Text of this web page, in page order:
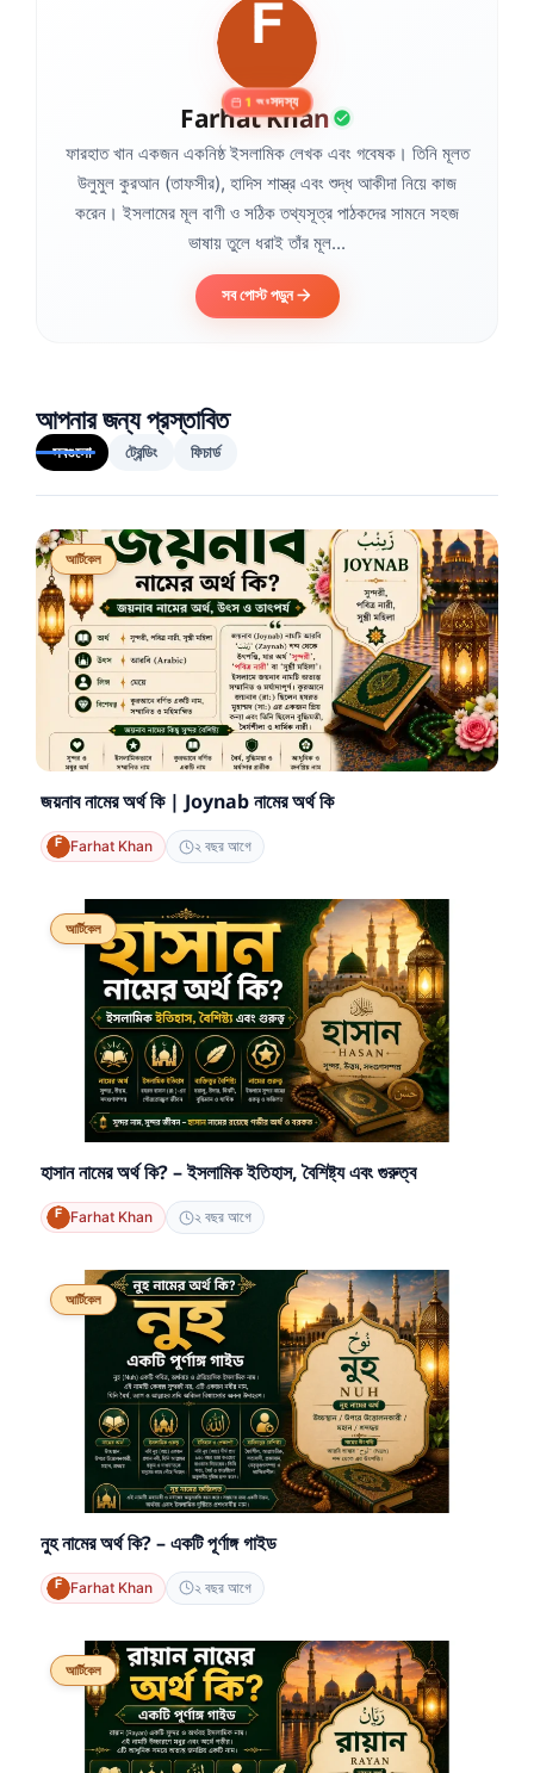
1 বছরসদস্য
Farhat Khan
ফারহাত খান একজন একনিষ্ঠ ইসলামিক লেখক এবং গবেষক। তিনি মূলত
উলুমুল কুরআন (তাফসীর), হাদিস শাস্ত্র এবং শুদ্ধ আকীদা নিয়ে কাজ
করেন। ইসলামের মূল বাণী ও সঠিক তথ্যসূত্র পাঠকদের সামনে সহজ
ভাষায় তুলে ধরাই তাঁর মূল...
সব পোস্ট পড়ুন
আপনার জন্য প্রস্তাবিত
সবগুলো ট্রেন্ডিং ফিচার্ড
আর্টিকেল
জয়নাব নামের অর্থ কি | Joynab নামের অর্থ কি
Farhat Khan ২ বছর আগে
আর্টিকেল
হাসান নামের অর্থ কি? – ইসলামিক ইতিহাস, বৈশিষ্ট্য এবং গুরুত্ব
Farhat Khan ২ বছর আগে
আর্টিকেল
নুহ নামের অর্থ কি? – একটি পূর্ণাঙ্গ গাইড
Farhat Khan ২ বছর আগে
আর্টিকেল